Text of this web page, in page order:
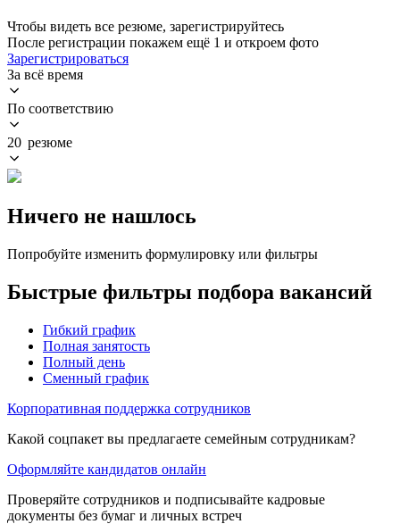
Чтобы видеть все резюме, зарегистрируйтесь
После регистрации покажем ещё 1 и откроем фото
Зарегистрироваться
За всё время
По соответствию
20 резюме
Ничего не нашлось
Попробуйте изменить формулировку или фильтры
Быстрые фильтры подбора вакансий
Гибкий график
Полная занятость
Полный день
Сменный график
Корпоративная поддержка сотрудников
Какой соцпакет вы предлагаете семейным сотрудникам?
Оформляйте кандидатов онлайн
Проверяйте сотрудников и подписывайте кадровые
документы без бумаг и личных встреч